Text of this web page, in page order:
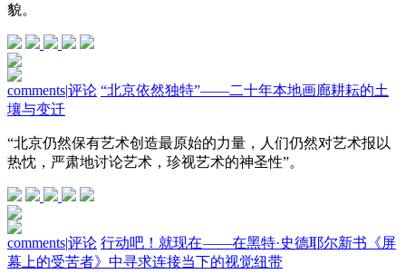
貌。
comments|评论 “北京依然独特”——二十年本地画廊耕耘的土
壤与变迁
“北京仍然保有艺术创造最原始的力量，人们仍然对艺术报以
热忱，严肃地讨论艺术，珍视艺术的神圣性”。
comments|评论 行动吧！就现在 ——在黑特·史德耶尔新书《屏
幕上的受苦者》中寻求连接当下的视觉纽带